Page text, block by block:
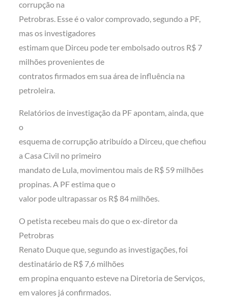
corrupção na
Petrobras. Esse é o valor comprovado, segundo a PF,
mas os investigadores
estimam que Dirceu pode ter embolsado outros R$ 7
milhões provenientes de
contratos firmados em sua área de influência na
petroleira.
Relatórios de investigação da PF apontam, ainda, que
o
esquema de corrupção atribuído a Dirceu, que chefiou
a Casa Civil no primeiro
mandato de Lula, movimentou mais de R$ 59 milhões
propinas. A PF estima que o
valor pode ultrapassar os R$ 84 milhões.
O petista recebeu mais do que o ex-diretor da
Petrobras
Renato Duque que, segundo as investigações, foi
destinatário de R$ 7,6 milhões
em propina enquanto esteve na Diretoria de Serviços,
em valores já confirmados.